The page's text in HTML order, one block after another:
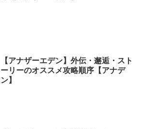
【アナザーエデン】外伝・邂逅・スト
ーリーのオススメ攻略順序【アナデ
ン】